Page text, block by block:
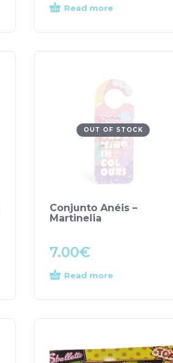
Read more
OUT OF STOCK
Conjunto Anéis –
Martinelia
7.00€
Read more